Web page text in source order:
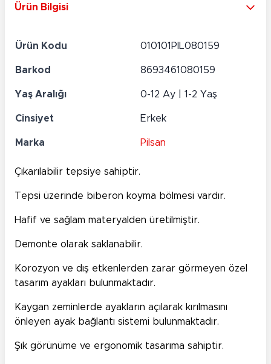
Ürün Bilgisi
Ürün Kodu 010101PIL080159
Barkod 8693461080159
Yaş Aralığı 0-12 Ay | 1-2 Yaş
Cinsiyet Erkek
Marka Pilsan
Çıkarılabilir tepsiye sahiptir.
Tepsi üzerinde biberon koyma bölmesi vardır.
Hafif ve sağlam materyalden üretilmiştir.
Demonte olarak saklanabilir.
Korozyon ve dış etkenlerden zarar görmeyen özel
tasarım ayakları bulunmaktadır.
Kaygan zeminlerde ayakların açılarak kırılmasını
önleyen ayak bağlantı sistemi bulunmaktadır.
Şık görünüme ve ergonomik tasarıma sahiptir.